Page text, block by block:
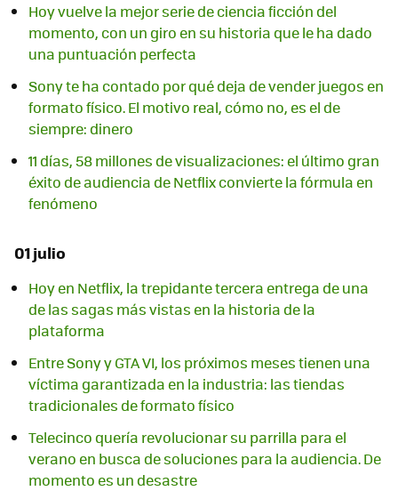
Hoy vuelve la mejor serie de ciencia ficción del
momento, con un giro en su historia que le ha dado
una puntuación perfecta
Sony te ha contado por qué deja de vender juegos en
formato físico. El motivo real, cómo no, es el de
siempre: dinero
11 días, 58 millones de visualizaciones: el último gran
éxito de audiencia de Netflix convierte la fórmula en
fenómeno
01 julio
Hoy en Netflix, la trepidante tercera entrega de una
de las sagas más vistas en la historia de la
plataforma
Entre Sony y GTA VI, los próximos meses tienen una
víctima garantizada en la industria: las tiendas
tradicionales de formato físico
Telecinco quería revolucionar su parrilla para el
verano en busca de soluciones para la audiencia. De
momento es un desastre